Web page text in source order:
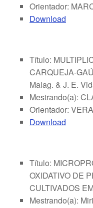
Orientador:
Download
Título:
CARQUEJA-
Malag. & J. E.
Mestrando(a):
Orientador:
Download
Título:
OXIDATIVO DE
CULTIVADOS
Mestrando(a):